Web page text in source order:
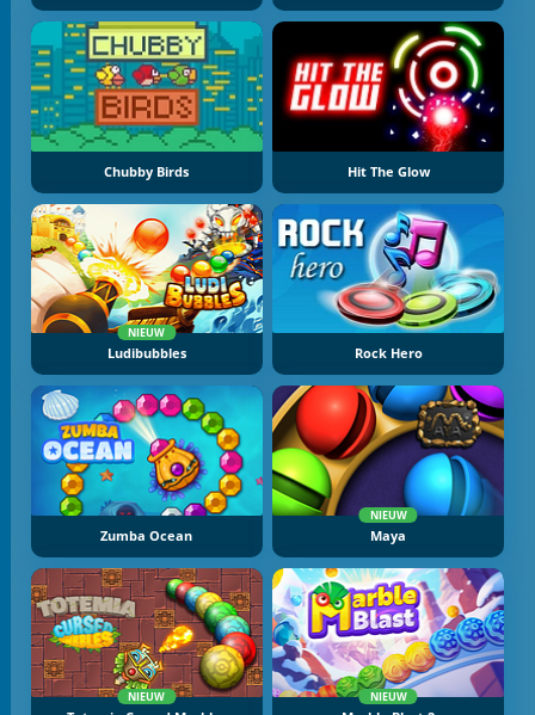
Chubby Birds Hit The Glow
NIEUW
Ludibubbles Rock Hero
Zumba Ocean
NIEUW
Maya
NIEUW NIEUW